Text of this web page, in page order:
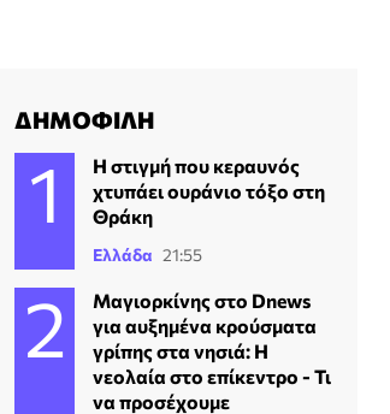
ΔΗΜΟΦΙΛΗ
H στιγμή που κεραυνός
χτυπάει ουράνιο τόξο στη
Θράκη
Ελλάδα 21:55
Μαγιορκίνης στο Dnews
για αυξημένα κρούσματα
γρίπης στα νησιά: Η
νεολαία στο επίκεντρο - Τι
να προσέχουμε